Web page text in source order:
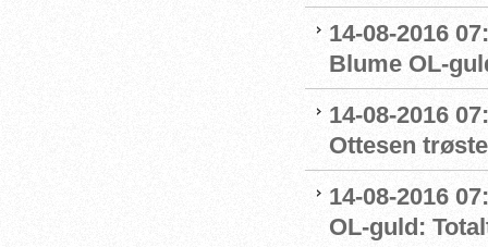
14-08-2016
Blume OL-
14-08-2016
Ottesen
14-08-2016
OL-guld: